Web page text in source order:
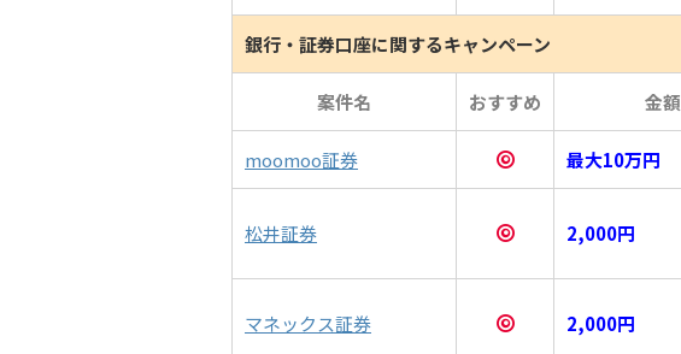
銀行・証券口座に関するキャンペーン
案件名 おすすめ 金額
moomoo証券 最大10万円
松井証券 2,000円
マネックス証券 2,000円